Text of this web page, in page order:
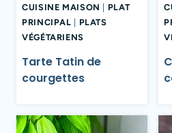
CUISINE MAISON
PLAT
PRINCIPAL
PLATS
VÉGÉTARIENS
Tarte Tatin de
courgettes